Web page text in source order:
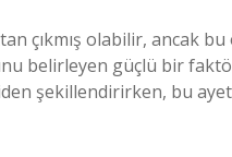
çıkmış olabilir, ancak
belirleyen güçlü bir
şekillendirirken, bu